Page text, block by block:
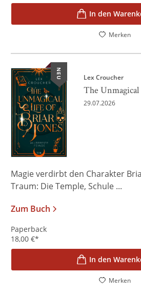
In den
Merken
NEU Lex Croucher
The
29.07.2026
Magie verdirbt den Charakter
Traum: Die Temple, Schule ...
Zum Buch
Paperback
18,00 €*
In den
Merken